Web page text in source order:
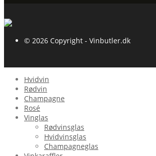
© 2026 Copyright - Vinbutler.dk
Hvidvin
Rødvin
Champagne
Rosé
Vinglas
Rødvinsglas
Hvidvinsglas
Champagneglas